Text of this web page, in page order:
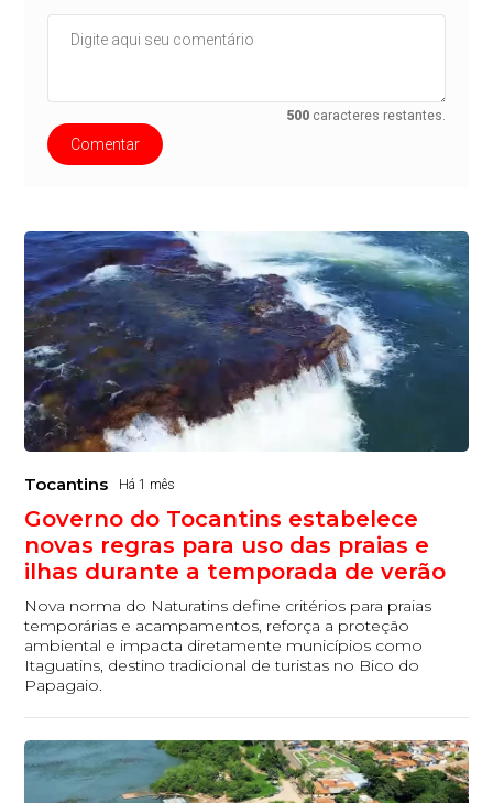
500 caracteres restantes.
Comentar
Tocantins Há 1 mês
Governo do Tocantins estabelece
novas regras para uso das praias e
ilhas durante a temporada de verão
Nova norma do Naturatins define critérios para praias
temporárias e acampamentos, reforça a proteção
ambiental e impacta diretamente municípios como
Itaguatins, destino tradicional de turistas no Bico do
Papagaio.